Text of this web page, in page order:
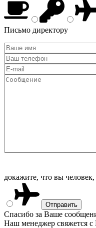
Письмо директору
докажите, что вы
Спасибо за Ваше
Наш менеджер свяжется